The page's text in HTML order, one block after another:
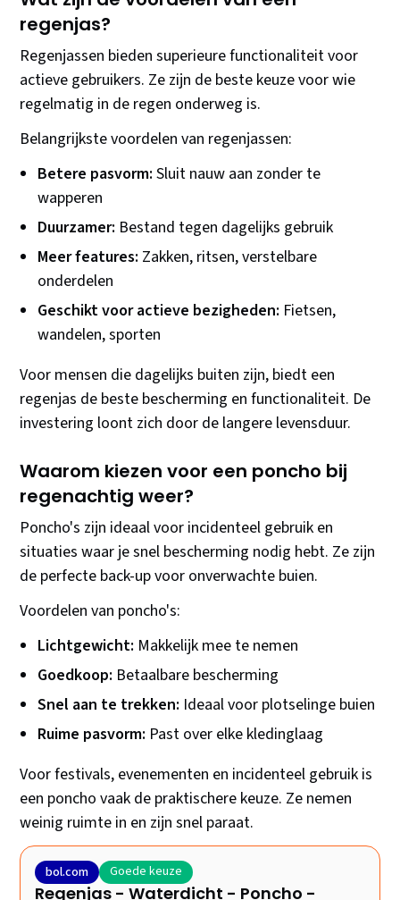
regenjas?
Regenjassen bieden superieure functionaliteit voor
actieve gebruikers. Ze zijn de beste keuze voor wie
regelmatig in de regen onderweg is.
Belangrijkste voordelen van regenjassen:
Betere pasvorm: Sluit nauw aan zonder te
wapperen
Duurzamer: Bestand tegen dagelijks gebruik
Meer features: Zakken, ritsen, verstelbare
onderdelen
Geschikt voor actieve bezigheden: Fietsen,
wandelen, sporten
Voor mensen die dagelijks buiten zijn, biedt een
regenjas de beste bescherming en functionaliteit. De
investering loont zich door de langere levensduur.
Waarom kiezen voor een poncho bij
regenachtig weer?
Poncho's zijn ideaal voor incidenteel gebruik en
situaties waar je snel bescherming nodig hebt. Ze zijn
de perfecte back-up voor onverwachte buien.
Voordelen van poncho's:
Lichtgewicht: Makkelijk mee te nemen
Goedkoop: Betaalbare bescherming
Snel aan te trekken: Ideaal voor plotselinge buien
Ruime pasvorm: Past over elke kledinglaag
Voor festivals, evenementen en incidenteel gebruik is
een poncho vaak de praktischere keuze. Ze nemen
weinig ruimte in en zijn snel paraat.
bol.com Goede keuze
Regenjas - Waterdicht - Poncho -